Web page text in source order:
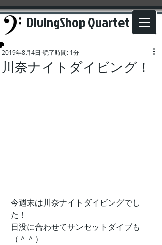
DivingShop Quartet
川奈ナイトダイビング！
2019年8月4日 読了時間: 1分
今週末は川奈ナイトダイビングでし
た！
日没に合わせてサンセットダイブも
（＾＾）